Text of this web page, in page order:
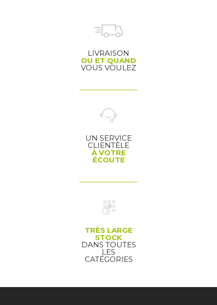
LIVRAISON
OU ET QUAND
VOUS VOULEZ
UN SERVICE
CLIENTÈLE
À VOTRE
ÉCOUTE
TRÈS LARGE
STOCK
DANS TOUTES
LES
CATÉGORIES